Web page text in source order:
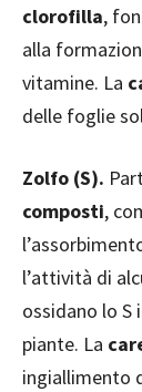
clorofilla,
alla
vitamine. La
delle foglie
Zolfo (S).
composti,
l’attività di
ossidano lo
piante. La
ingiallimento